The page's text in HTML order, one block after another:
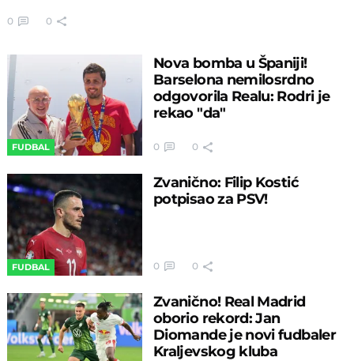
0 0
FUDBAL
Nova bomba u Španiji!
Barselona nemilosrdno
odgovorila Realu: Rodri je
rekao "da"
0 0
FUDBAL
Zvanično: Filip Kostić
potpisao za PSV!
0 0
Zvanično! Real Madrid
oborio rekord: Jan
Diomande je novi fudbaler
Kraljevskog kluba